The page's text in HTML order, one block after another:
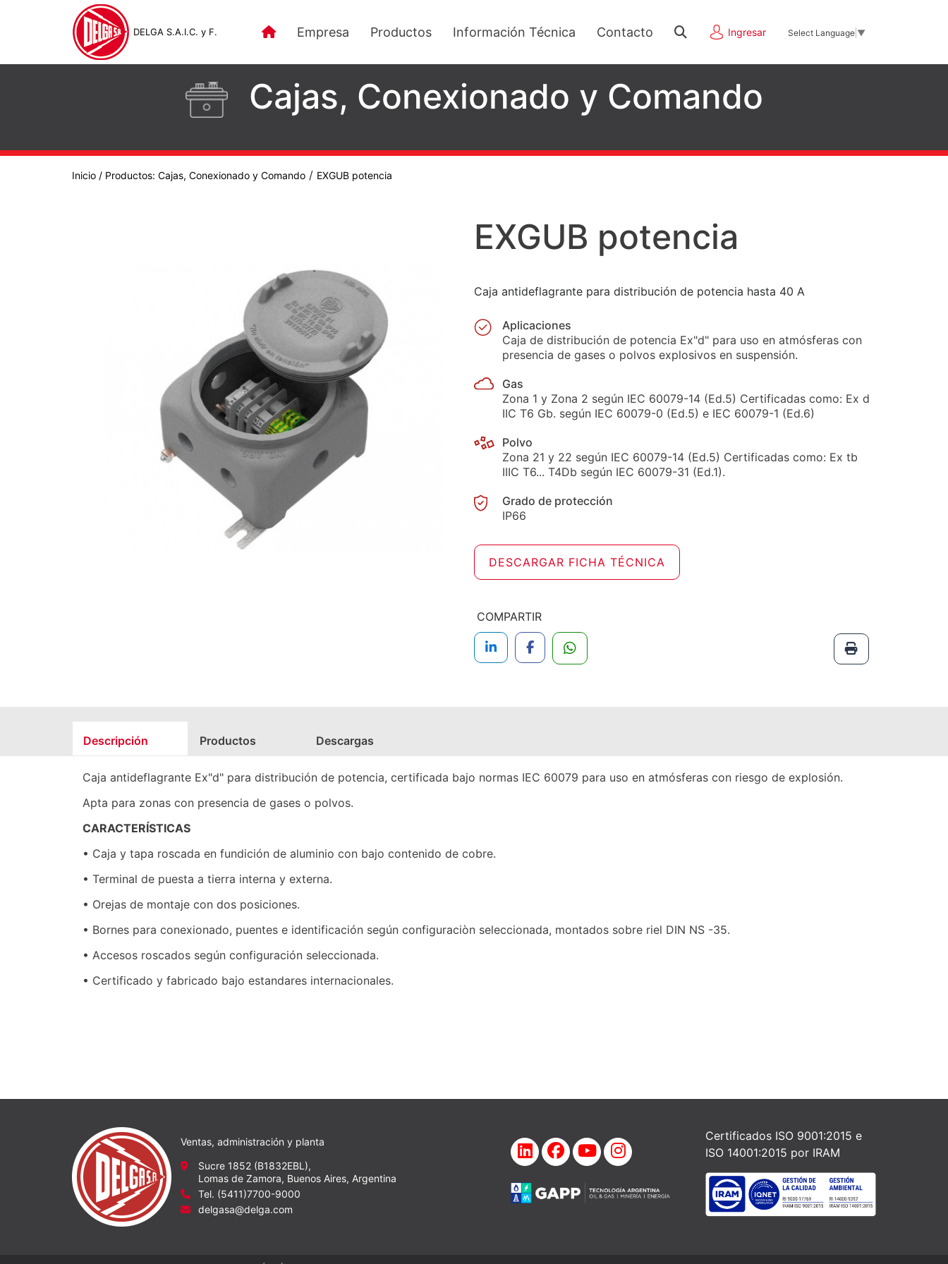
DELGA S.A.I.C. y F. Empresa Productos Información Técnica Contacto Ingresar Select Language ▼
Cajas, Conexionado y Comando
Inicio / Productos: Cajas, Conexionado y Comando / EXGUB potencia
EXGUB potencia
Caja antideflagrante para distribución de potencia hasta 40 A
Aplicaciones
Caja de distribución de potencia Ex"d" para uso en atmósferas con
presencia de gases o polvos explosivos en suspensión.
Gas
Zona 1 y Zona 2 según IEC 60079-14 (Ed.5) Certificadas como: Ex d
IIC T6 Gb. según IEC 60079-0 (Ed.5) e IEC 60079-1 (Ed.6)
Polvo
Zona 21 y 22 según IEC 60079-14 (Ed.5) Certificadas como: Ex tb
IIIC T6... T4Db según IEC 60079-31 (Ed.1).
Grado de protección
IP66
DESCARGAR FICHA TÉCNICA
COMPARTIR
Descripción
Caja antideflagrante Ex"d" para distribución de potencia, certificada bajo normas IEC 60079 para uso en atmósferas con riesgo de explosión.
Apta para zonas con presencia de gases o polvos.
CARACTERÍSTICAS
• Caja y tapa roscada en fundición de aluminio con bajo contenido de cobre.
• Terminal de puesta a tierra interna y externa.
• Orejas de montaje con dos posiciones.
• Bornes para conexionado, puentes e identificación según configuraciòn seleccionada, montados sobre riel DIN NS -35.
• Accesos roscados según configuración seleccionada.
• Certificado y fabricado bajo estandares internacionales.
Productos Descargas
Ventas, administración y planta
Sucre 1852 (B1832EBL),
Lomas de Zamora, Buenos Aires, Argentina
Tel. (5411)7700-9000
delgasa@delga.com
Certificados ISO 9001:2015 e
ISO 14001:2015 por IRAM